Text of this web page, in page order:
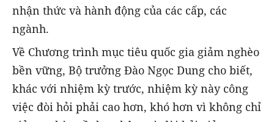
nhận thức và hành động của các cấp, các
ngành.
Về Chương trình mục tiêu quốc gia giảm nghèo
bền vững, Bộ trưởng Đào Ngọc Dung cho biết,
khác với nhiệm kỳ trước, nhiệm kỳ này công
việc đòi hỏi phải cao hơn, khó hơn vì không chỉ